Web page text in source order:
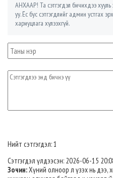
АНХААР! Та сэтгэгдэл бичихдээ
уу. Ёс бус сэтгэгдлийг админ устгах
хариуцлага хүлээхгүй.
Нийт сэтгэгдэл: 1
Сэтгэгдэл үлдээсэн: 2026-06-15
Зочин:Хүний олноор л үзэх нь дээ,